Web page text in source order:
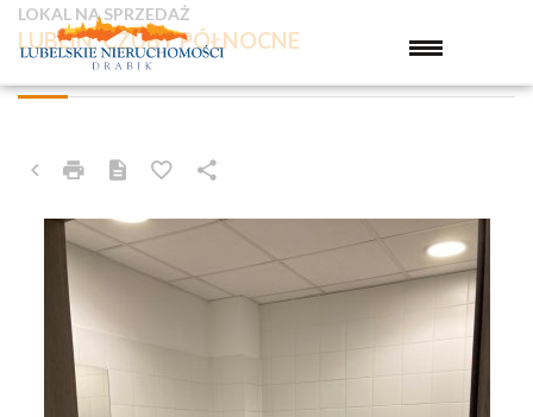
LUBLIN, CZUBY PÓŁNOCNE
LOKAL NA SPRZEDAŻ